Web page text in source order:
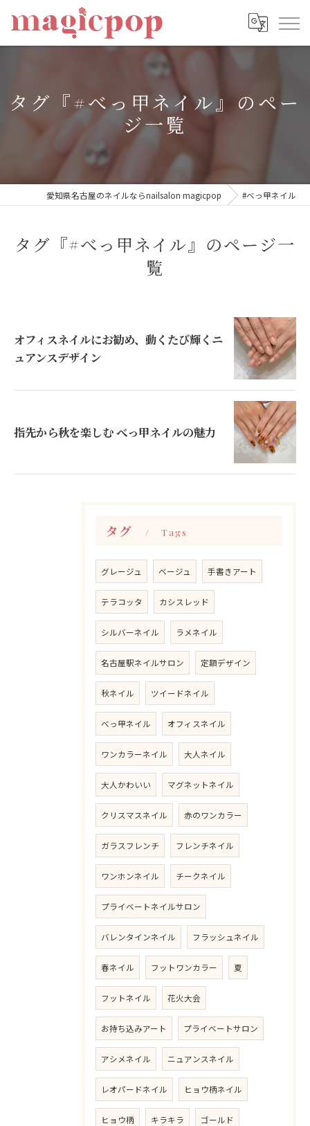
タグ『#べっ甲ネイル』のペー
ジ一覧
愛知県名古屋のネイルならnailsalon magicpop #べっ甲ネイル
タグ『#べっ甲ネイル』のページ一
覧
オフィスネイルにお勧め、動くたび輝くニ
ュアンスデザイン
指先から秋を楽しむ べっ甲ネイルの魅力
タグ Tags
グレージュ ベージュ 手書きアート
テラコッタ カシスレッド
シルバーネイル ラメネイル
名古屋駅ネイルサロン 定額デザイン
秋ネイル ツイードネイル
べっ甲ネイル オフィスネイル
ワンカラーネイル 大人ネイル
大人かわいい マグネットネイル
クリスマスネイル 赤のワンカラー
ガラスフレンチ フレンチネイル
ワンホンネイル チークネイル
プライベートネイルサロン
バレンタインネイル フラッシュネイル
春ネイル フットワンカラー 夏
フットネイル 花火大会
お持ち込みアート プライベートサロン
アシメネイル ニュアンスネイル
レオパードネイル ヒョウ柄ネイル
ヒョウ柄 キラキラ ゴールド
ご予約はこちら